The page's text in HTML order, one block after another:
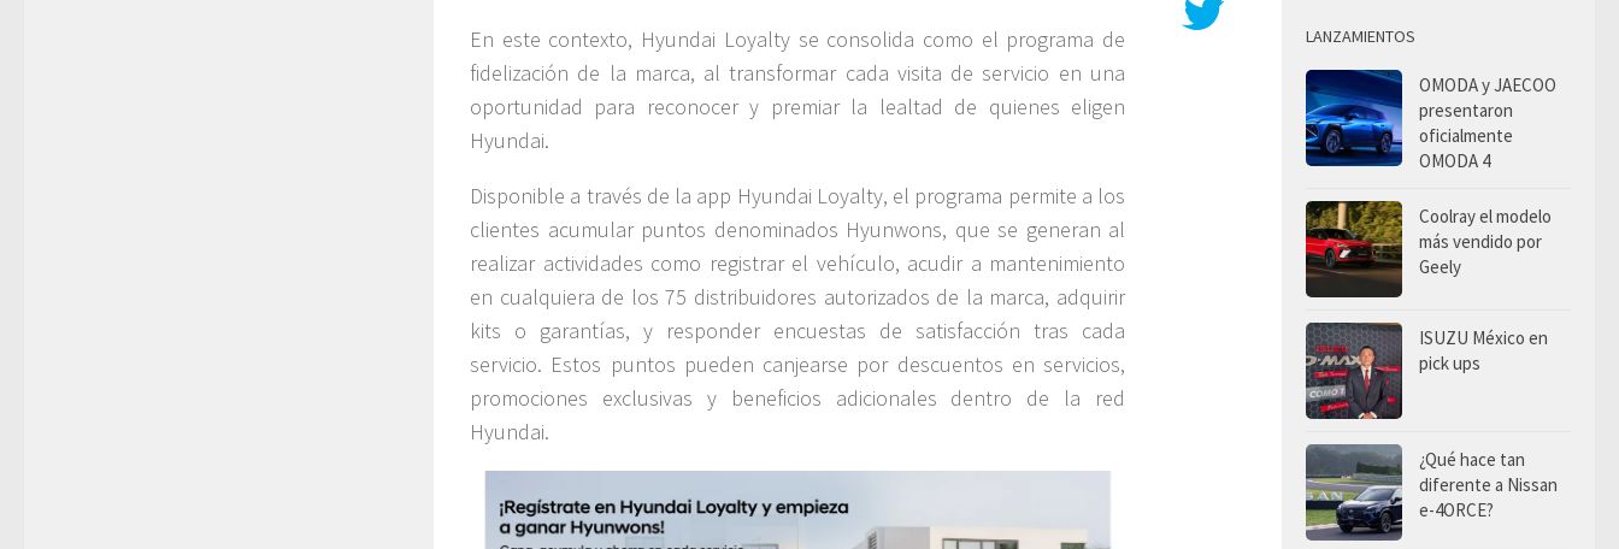
En este contexto, Hyundai Loyalty se consolida como el programa de
fidelización de la marca, al transformar cada visita de servicio en una
oportunidad para reconocer y premiar la lealtad de quienes eligen
Hyundai.
Disponible a través de la app Hyundai Loyalty, el programa permite a los
clientes acumular puntos denominados Hyunwons, que se generan al
realizar actividades como registrar el vehículo, acudir a mantenimiento
en cualquiera de los 75 distribuidores autorizados de la marca, adquirir
kits o garantías, y responder encuestas de satisfacción tras cada
servicio. Estos puntos pueden canjearse por descuentos en servicios,
promociones exclusivas y beneficios adicionales dentro de la red
Hyundai.
LANZAMIENTOS
OMODA y JAECOO
presentaron
oficialmente
OMODA 4
Coolray el modelo
más vendido por
Geely
ISUZU México en
pick ups
¿Qué hace tan
diferente a Nissan
e-4ORCE?